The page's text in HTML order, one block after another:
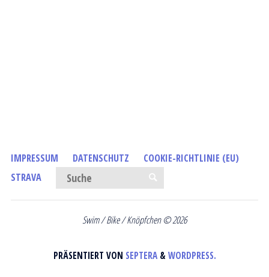
IMPRESSUM DATENSCHUTZ
COOKIE-RICHTLINIE (EU)
STRAVA
SUCHE
Swim / Bike / Knöpfchen © 2026
PRÄSENTIERT VON SEPTERA& WORDPRESS.